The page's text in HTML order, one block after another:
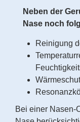
Neben der
Nase noch
Reinigung
Bei einer Nasen-